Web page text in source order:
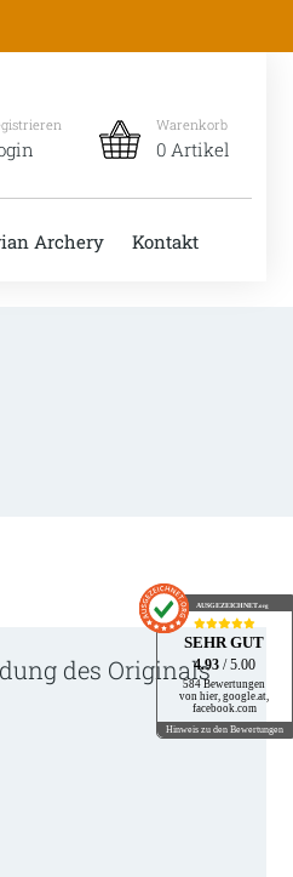
Warenkorb
0 Artikel
Archery Kontakt
des Originals
AUSGEZEICHNET.org
SEHR GUT
4.93 / 5.00
584 Bewertungen
von hier, google.at,
facebook.com
Hinweis zu den Bewertungen